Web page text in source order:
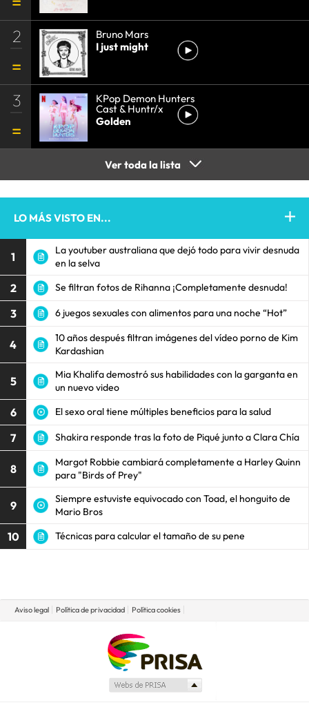
2
Bruno Mars
I just might
3 KPop Demon Hunters
Cast & Huntr/x
Golden
Ver toda la lista
LO MÁS VISTO EN...
1
La youtuber australiana que dejó todo para vivir desnuda
en la selva
2 Se filtran fotos de Rihanna ¡Completamente desnuda!
3 6 juegos sexuales con alimentos para una noche “Hot”
4
10 años después filtran imágenes del vídeo porno de Kim
Kardashian
5
Mia Khalifa demostró sus habilidades con la garganta en
un nuevo video
6 El sexo oral tiene múltiples beneficios para la salud
7 Shakira responde tras la foto de Piqué junto a Clara Chía
8
Margot Robbie cambiará completamente a Harley Quinn
para "Birds of Prey"
9
Siempre estuviste equivocado con Toad, el honguito de
Mario Bros
10 Técnicas para calcular el tamaño de su pene
Aviso legal Política de privacidad Política cookies